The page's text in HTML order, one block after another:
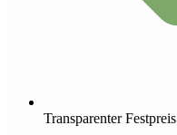
Transparenter Festpreis